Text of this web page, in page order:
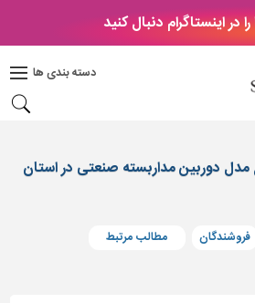
را در اینستاگرام دنبال کنید
دسته بندی ها
دوربین مداربسته صنعتی در استان
فروشندگان مطالب مرتبط